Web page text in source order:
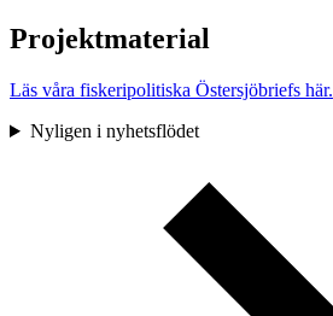
Projektmaterial
Läs våra fiskeripolitiska Östersjöbriefs här.
Nyligen i nyhetsflödet